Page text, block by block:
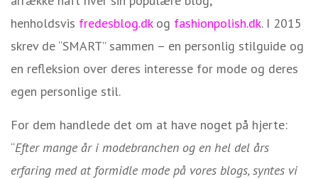
henholdsvis fredesblog.dkog fashionpolish.dk. I 2015
skrev de “SMART” sammen – en personlig stilguide og
en refleksion over deres interesse for mode og deres
egen personlige stil.
For dem handlede det om at have noget på hjerte:
“Efter mange år i modebranchen og en hel del års
erfaring med at formidle mode på vores blogs, syntes vi